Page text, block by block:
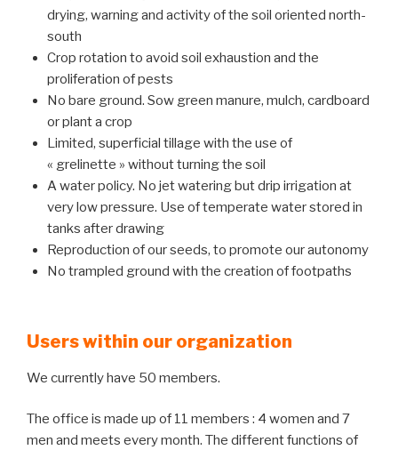
drying, warning and activity of the soil oriented north-
south
Crop rotation to avoid soil exhaustion and the
proliferation of pests
No bare ground. Sow green manure, mulch, cardboard
or plant a crop
Limited, superficial tillage with the use of
« grelinette » without turning the soil
A water policy. No jet watering but drip irrigation at
very low pressure. Use of temperate water stored in
tanks after drawing
Reproduction of our seeds, to promote our autonomy
No trampled ground with the creation of footpaths
Users within our organization
We currently have 50 members.
The office is made up of 11 members : 4 women and 7
men and meets every month. The different functions of